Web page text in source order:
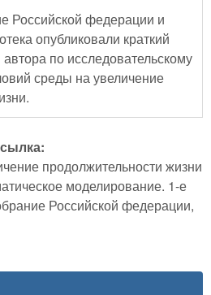
Российской федерации и
опубликовали краткий
по исследовательскому
среды на увеличение
продолжительности жизни
моделирование. 1-е
Российской федерации,